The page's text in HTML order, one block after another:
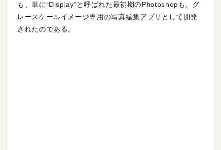
も、単に“Display”と呼ばれた最初期のPhotoshopも、グ
レースケールイメージ専用の写真編集アプリとして開発
されたのである。